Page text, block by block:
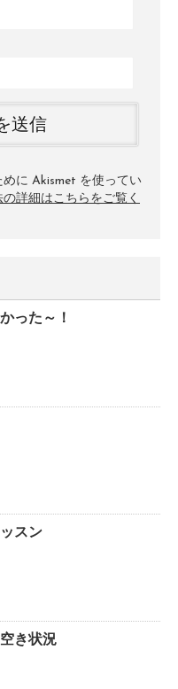
に Akismet を使ってい
詳細はこちらをご覧く
った～！
スン
き状況